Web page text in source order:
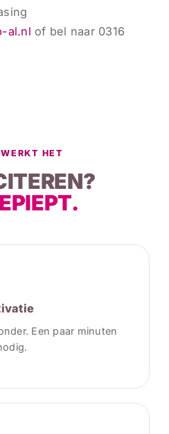
al.nl of bel naar 0316
HET
Een paar minuten